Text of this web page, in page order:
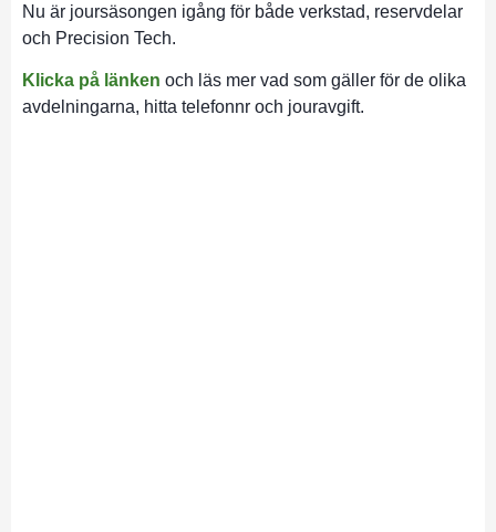
Nu är joursäsongen igång för både verkstad, reservdelar
och Precision Tech.
Klicka på länken och läs mer vad som gäller för de olika
avdelningarna, hitta telefonnr och jouravgift.